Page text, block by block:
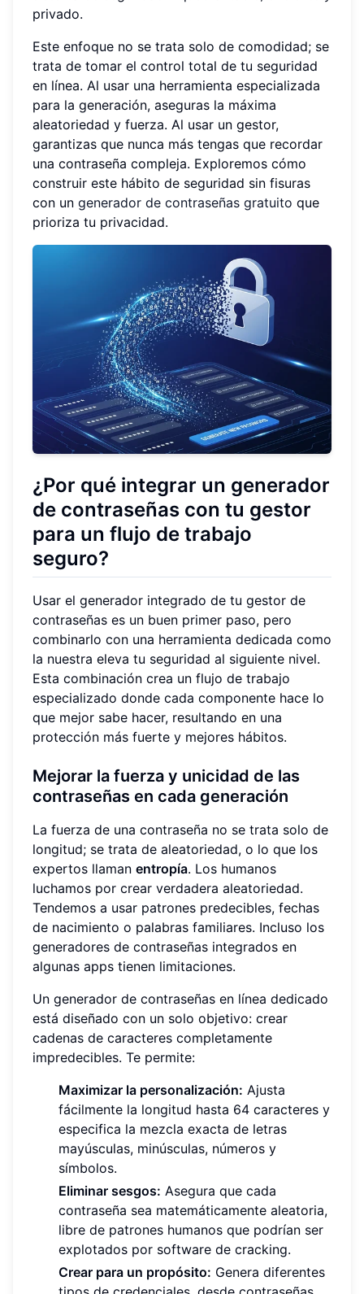
privado.
Este enfoque no se trata solo de comodidad; se
trata de tomar el control total de tu seguridad
en línea. Al usar una herramienta especializada
para la generación, aseguras la máxima
aleatoriedad y fuerza. Al usar un gestor,
garantizas que nunca más tengas que recordar
una contraseña compleja. Exploremos cómo
construir este hábito de seguridad sin fisuras
con un generador de contraseñas gratuito que
prioriza tu privacidad.
¿Por qué integrar un generador
de contraseñas con tu gestor
para un flujo de trabajo
seguro?
Usar el generador integrado de tu gestor de
contraseñas es un buen primer paso, pero
combinarlo con una herramienta dedicada como
la nuestra eleva tu seguridad al siguiente nivel.
Esta combinación crea un flujo de trabajo
especializado donde cada componente hace lo
que mejor sabe hacer, resultando en una
protección más fuerte y mejores hábitos.
Mejorar la fuerza y unicidad de las
contraseñas en cada generación
La fuerza de una contraseña no se trata solo de
longitud; se trata de aleatoriedad, o lo que los
expertos llaman entropía. Los humanos
luchamos por crear verdadera aleatoriedad.
Tendemos a usar patrones predecibles, fechas
de nacimiento o palabras familiares. Incluso los
generadores de contraseñas integrados en
algunas apps tienen limitaciones.
Un generador de contraseñas en línea dedicado
está diseñado con un solo objetivo: crear
cadenas de caracteres completamente
impredecibles. Te permite:
Maximizar la personalización: Ajusta
fácilmente la longitud hasta 64 caracteres y
especifica la mezcla exacta de letras
mayúsculas, minúsculas, números y
símbolos.
Eliminar sesgos: Asegura que cada
contraseña sea matemáticamente aleatoria,
libre de patrones humanos que podrían ser
explotados por software de cracking.
Crear para un propósito: Genera diferentes